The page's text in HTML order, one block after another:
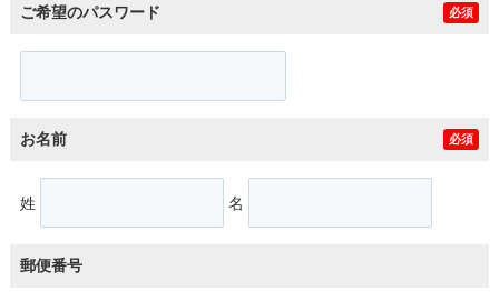
ご希望のパスワード 必須
お名前 必須
姓 名
郵便番号